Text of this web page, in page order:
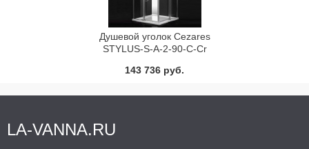
Душевой уголок Cezares
STYLUS-S-A-2-90-C-Cr
143 736 руб.
LA-VANNA.RU